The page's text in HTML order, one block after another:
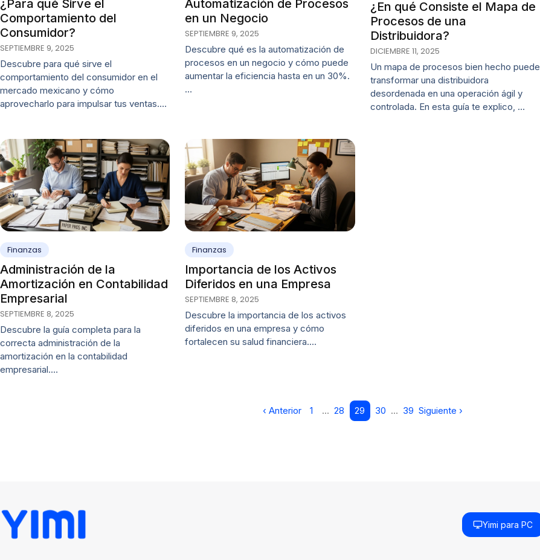
¿Para qué Sirve el
Comportamiento del
Consumidor?
SEPTIEMBRE 9, 2025
Descubre para qué sirve el
comportamiento del consumidor en el
mercado mexicano y cómo
aprovecharlo para impulsar tus ventas.…
Automatización de Procesos
en un Negocio
SEPTIEMBRE 9, 2025
Descubre qué es la automatización de
procesos en un negocio y cómo puede
aumentar la eficiencia hasta en un 30%.
…
¿En qué Consiste el Mapa de
Procesos de una
Distribuidora?
DICIEMBRE 11, 2025
Un mapa de procesos bien hecho puede
transformar una distribuidora
desordenada en una operación ágil y
controlada. En esta guía te explico, …
Finanzas
Administración de la
Amortización en Contabilidad
Empresarial
SEPTIEMBRE 8, 2025
Descubre la guía completa para la
correcta administración de la
amortización en la contabilidad
empresarial.…
Finanzas
Importancia de los Activos
Diferidos en una Empresa
SEPTIEMBRE 8, 2025
Descubre la importancia de los activos
diferidos en una empresa y cómo
fortalecen su salud financiera.…
‹ Anterior 1 … 28 29 30 … 39 Siguiente ›
Yimi para PC